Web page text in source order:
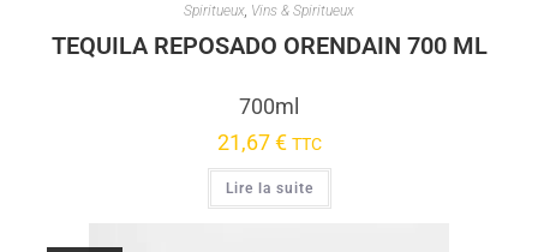
Spiritueux Vins & Spiritueux
TEQUILA REPOSADO ORENDAIN 700 ML
700ml
21,67€ TTC
Lire la suite